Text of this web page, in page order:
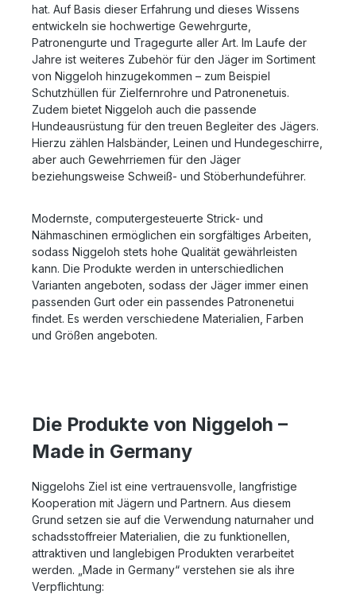
hat. Auf Basis dieser Erfahrung und dieses Wissens
entwickeln sie hochwertige Gewehrgurte,
Patronengurte und Tragegurte aller Art. Im Laufe der
Jahre ist weiteres Zubehör für den Jäger im Sortiment
von Niggeloh hinzugekommen – zum Beispiel
Schutzhüllen für Zielfernrohre und Patronenetuis.
Zudem bietet Niggeloh auch die passende
Hundeausrüstung für den treuen Begleiter des Jägers.
Hierzu zählen Halsbänder, Leinen und Hundegeschirre,
aber auch Gewehrriemen für den Jäger
beziehungsweise Schweiß- und Stöberhundeführer.
Modernste, computergesteuerte Strick- und
Nähmaschinen ermöglichen ein sorgfältiges Arbeiten,
sodass Niggeloh stets hohe Qualität gewährleisten
kann. Die Produkte werden in unterschiedlichen
Varianten angeboten, sodass der Jäger immer einen
passenden Gurt oder ein passendes Patronenetui
findet. Es werden verschiedene Materialien, Farben
und Größen angeboten.
Die Produkte von Niggeloh –
Made in Germany
Niggelohs Ziel ist eine vertrauensvolle, langfristige
Kooperation mit Jägern und Partnern. Aus diesem
Grund setzen sie auf die Verwendung naturnaher und
schadsstoffreier Materialien, die zu funktionellen,
attraktiven und langlebigen Produkten verarbeitet
werden. „Made in Germany“ verstehen sie als ihre
Verpflichtung: